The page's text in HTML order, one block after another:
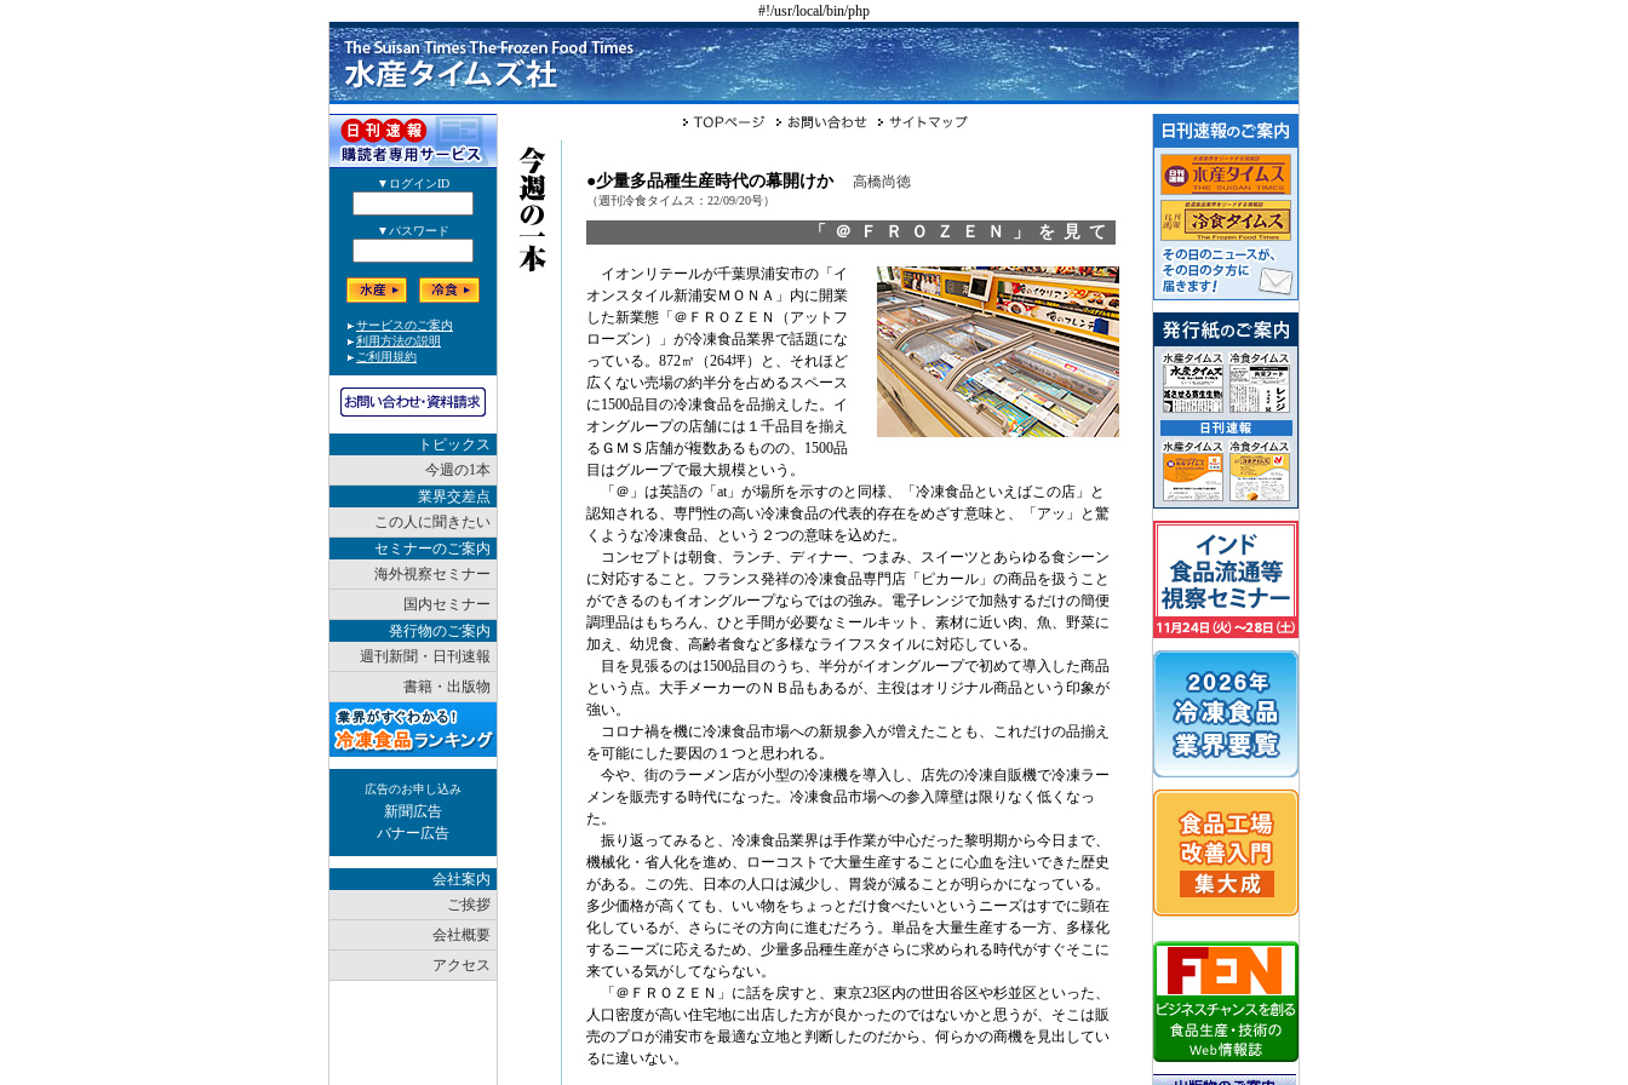
#!/usr/local/bin/php
トピックス
今週の1本
業界交差点
この人に聞きたい
セミナーのご案内
海外視察セミナー
国内セミナー
発行物のご案内
週刊新聞・日刊速報
書籍・出版物
広告のお申し込み
新聞広告
バナー広告
会社案内
ご挨拶
会社概要
アクセス
●少量多品種生産時代の幕開けか 高橋尚徳
（週刊冷食タイムス：22/09/20号）
「＠ＦＲＯＺＥＮ」を見て
イオンリテールが千葉県浦安市の「イ
オンスタイル新浦安ＭＯＮＡ」内に開業
した新業態「＠ＦＲＯＺＥＮ（アットフ
ローズン）」が冷凍食品業界で話題にな
っている。872㎡（264坪）と、それほど
広くない売場の約半分を占めるスペース
に1500品目の冷凍食品を品揃えした。イ
オングループの店舗には１千品目を揃え
るＧＭＳ店舗が複数あるものの、1500品
目はグループで最大規模という。
「＠」は英語の「at」が場所を示すのと同様、「冷凍食品といえばこの店」と
認知される、専門性の高い冷凍食品の代表的存在をめざす意味と、「アッ」と驚
くような冷凍食品、という２つの意味を込めた。
コンセプトは朝食、ランチ、ディナー、つまみ、スイーツとあらゆる食シーン
に対応すること。フランス発祥の冷凍食品専門店「ピカール」の商品を扱うこと
ができるのもイオングループならではの強み。電子レンジで加熱するだけの簡便
調理品はもちろん、ひと手間が必要なミールキット、素材に近い肉、魚、野菜に
加え、幼児食、高齢者食など多様なライフスタイルに対応している。
目を見張るのは1500品目のうち、半分がイオングループで初めて導入した商品
という点。大手メーカーのＮＢ品もあるが、主役はオリジナル商品という印象が
強い。
コロナ禍を機に冷凍食品市場への新規参入が増えたことも、これだけの品揃え
を可能にした要因の１つと思われる。
今や、街のラーメン店が小型の冷凍機を導入し、店先の冷凍自販機で冷凍ラー
メンを販売する時代になった。冷凍食品市場への参入障壁は限りなく低くなっ
た。
振り返ってみると、冷凍食品業界は手作業が中心だった黎明期から今日まで、
機械化・省人化を進め、ローコストで大量生産することに心血を注いできた歴史
がある。この先、日本の人口は減少し、胃袋が減ることが明らかになっている。
多少価格が高くても、いい物をちょっとだけ食べたいというニーズはすでに顕在
化しているが、さらにその方向に進むだろう。単品を大量生産する一方、多様化
するニーズに応えるため、少量多品種生産がさらに求められる時代がすぐそこに
来ている気がしてならない。
「＠ＦＲＯＺＥＮ」に話を戻すと、東京23区内の世田谷区や杉並区といった、
人口密度が高い住宅地に出店した方が良かったのではないかと思うが、そこは販
売のプロが浦安市を最適な立地と判断したのだから、何らかの商機を見出してい
るに違いない。